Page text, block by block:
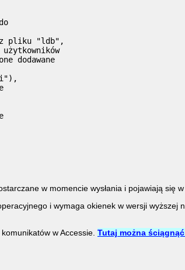
z pliku "ldb",
dodawane
w momencie wysłania i pojawiają się
i wymaga okienek w wersji wyższej
w Accessie. Tutaj można ściągnąć